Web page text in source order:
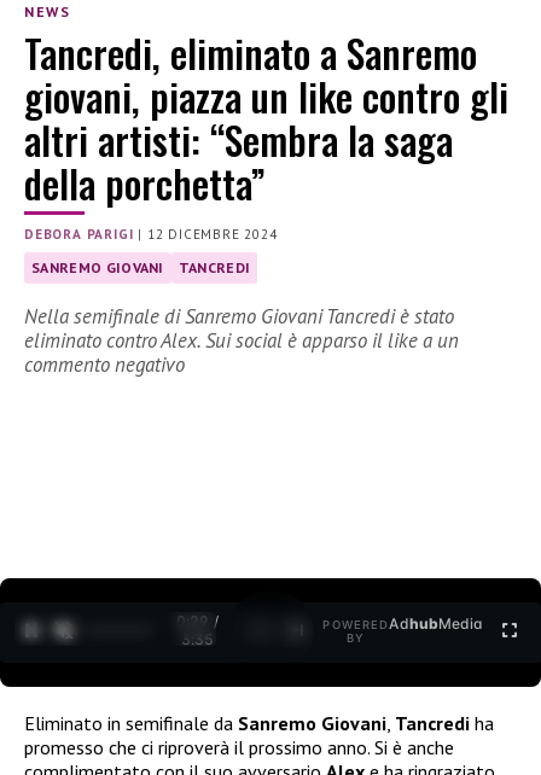
NEWS
Tancredi, eliminato a Sanremo
giovani, piazza un like contro gli
altri artisti: “Sembra la saga
della porchetta”
DEBORA PARIGI | 12 DICEMBRE 2024
SANREMO GIOVANI TANCREDI
Nella semifinale di Sanremo Giovani Tancredi è stato
eliminato contro Alex. Sui social è apparso il like a un
commento negativo
0:31 /
3:35
POWERED
BY
AdhubMedia
Eliminato in semifinale da Sanremo Giovani Tancredi ha
promesso che ci riproverà il prossimo anno. Si è anche